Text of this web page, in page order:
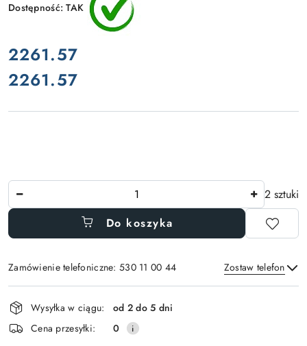
Dostępność:TAK
cena:
2261.57
Cena:
2261.57
2 sztuki
Do koszyka
Zamówienie telefoniczne: 530 11 00 44 Zostaw telefon
Wyślij
Dostępność
i
dostawa
Wysyłka w ciągu:
od 2 do 5 dni
Cena przesyłki:
0